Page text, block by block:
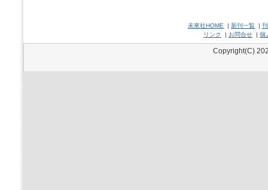
未來社HOME | 新刊一覧 |
リンク
| お問合せ | 個
Copyright(C)